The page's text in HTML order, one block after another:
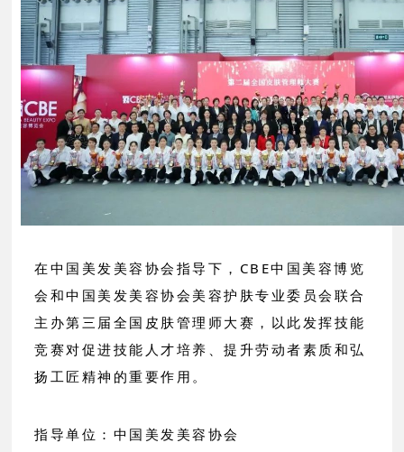
在中国美发美容协会指导下，CBE中国美容博览
会和中国美发美容协会美容护肤专业委员会联合
主办第三届全国皮肤管理师大赛，以此发挥技能
竞赛对促进技能人才培养、提升劳动者素质和弘
扬工匠精神的重要作用。
指导单位：中国美发美容协会